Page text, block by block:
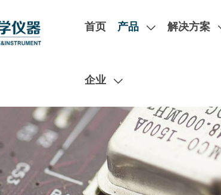
首页 产品
极低温磁场探针台
开循环极低温探针台
闭循环极低温探针台
闭循环磁场探针台
低温磁场探针台
MPI 探
MPI手动直流射
MPI半自动直流
MPI全自动直流
MPI高功率直流射
解决方案
120GHz谐波负载牵引
扫码在线预约实验室
英铂实验室测试中心现有测试类型：直流测试
高压大电流测试、光电测试、极低温磁场测试
试、PCB板级测试等
企业
企业简介